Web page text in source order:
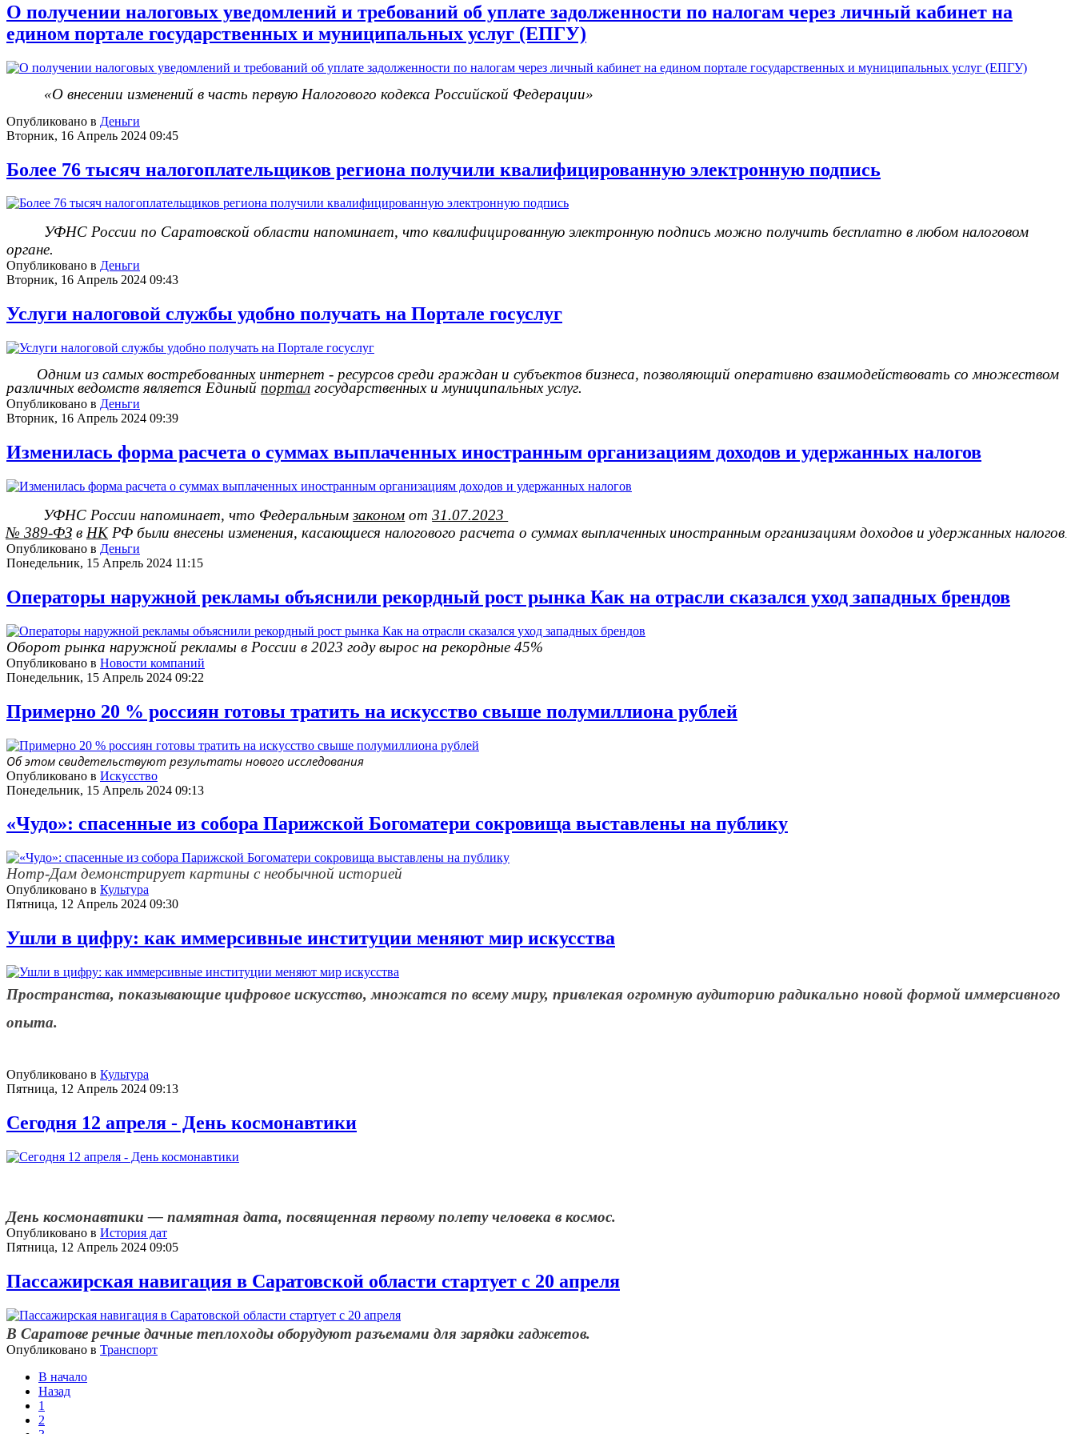
О получении налоговых уведомлений и требований об уплате задолженности по налогам через личный кабинет на
едином портале государственных и муниципальных услуг (ЕПГУ)
«О внесении изменений в часть первую Налогового кодекса Российской Федерации»
Опубликовано в Деньги
Вторник, 16 Апрель 2024 09:45
Более 76 тысяч налогоплательщиков региона получили квалифицированную электронную подпись
УФНС России по Саратовской области напоминает, что квалифицированную электронную подпись можно получить бесплатно в любом налоговом
органе.
Опубликовано в Деньги
Вторник, 16 Апрель 2024 09:43
Услуги налоговой службы удобно получать на Портале госуслуг
Одним из самых востребованных интернет - ресурсов среди граждан и субъектов бизнеса, позволяющий оперативно взаимодействовать со множеством
различных ведомств является Единый портал государственных и муниципальных услуг.
Опубликовано в Деньги
Вторник, 16 Апрель 2024 09:39
Изменилась форма расчета о суммах выплаченных иностранным организациям доходов и удержанных налогов
УФНС России напоминает, что Федеральнымзаконом от31.07.2023
№ 389-ФЗ в НКРФ были внесены изменения, касающиеся налогового расчета о суммах выплаченных иностранным организациям доходов и удержанных налогов
Опубликовано в Деньги
Понедельник, 15 Апрель 2024 11:15
Операторы наружной рекламы объяснили рекордный рост рынка Как на отрасли сказался уход западных брендов
Оборот рынка наружной рекламы в России в 2023 году вырос на рекордные 45%
Опубликовано в Новости компаний
Понедельник, 15 Апрель 2024 09:22
Примерно 20 % россиян готовы тратить на искусство свыше полумиллиона рублей
Об этом свидетельствуют результаты нового исследования
Опубликовано в Искусство
Понедельник, 15 Апрель 2024 09:13
«Чудо»: спасенные из собора Парижской Богоматери сокровища выставлены на публику
Нотр-Дам демонстрирует картины с необычной историей
Опубликовано в Культура
Пятница, 12 Апрель 2024 09:30
Ушли в цифру: как иммерсивные институции меняют мир искусства
Пространства, показывающие цифровое искусство, множатся по всему миру, привлекая огромную аудиторию радикально новой формой иммерсивного
опыта.
Опубликовано в Культура
Пятница, 12 Апрель 2024 09:13
Сегодня 12 апреля - День космонавтики
День космонавтики — памятная дата, посвященная первому полету человека в космос.
Опубликовано в История дат
Пятница, 12 Апрель 2024 09:05
Пассажирская навигация в Саратовской области стартует с 20 апреля
В Саратове речные дачные теплоходы оборудуют разъемами для зарядки гаджетов.
Опубликовано в Транспорт
В начало
Назад
1
2